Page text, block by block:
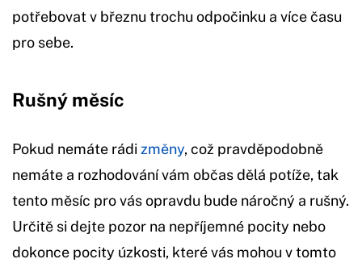
potřebovat v březnu trochu odpočinku a více času
pro sebe.
Rušný měsíc
Pokud nemáte rádi změny, což pravděpodobně
nemáte a rozhodování vám občas dělá potíže, tak
tento měsíc pro vás opravdu bude náročný a rušný.
Určitě si dejte pozor na nepříjemné pocity nebo
dokonce pocity úzkosti, které vás mohou v tomto